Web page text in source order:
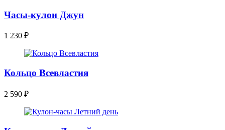
Часы-кулон Джун
1 230 ₽
Кольцо Всевластия
2 590 ₽